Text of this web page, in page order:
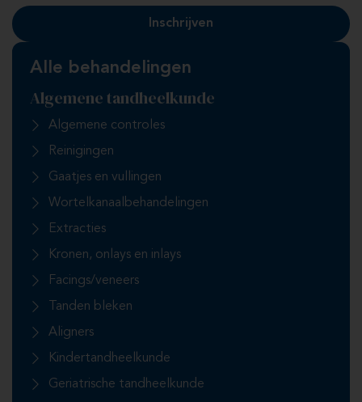
Inschrijven
Alle behandelingen
Algemene tandheelkunde
Algemene controles
Reinigingen
Gaatjes en vullingen
Wortelkanaalbehandelingen
Extracties
Kronen, onlays en inlays
Facings/veneers
Tanden bleken
Aligners
Kindertandheelkunde
Geriatrische tandheelkunde